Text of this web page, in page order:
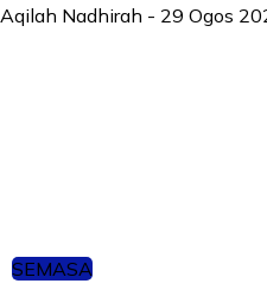
Aqilah Nadhirah - 29 Ogos
SEMASA